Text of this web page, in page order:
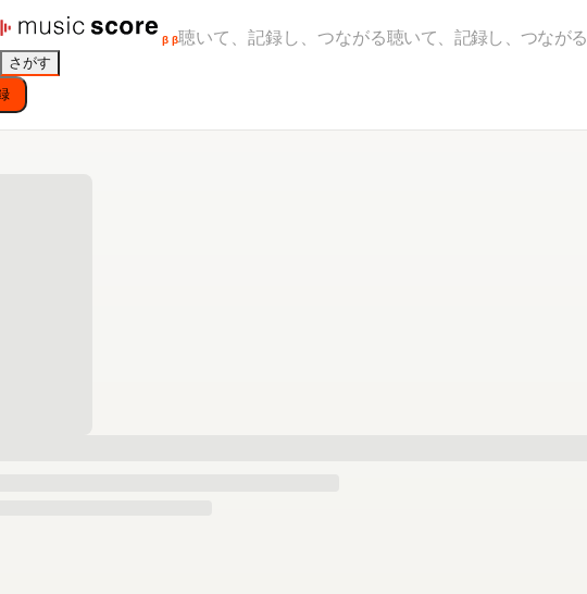
β β聴いて、記録し、つながる聴いて、記録し、つながる
さがす